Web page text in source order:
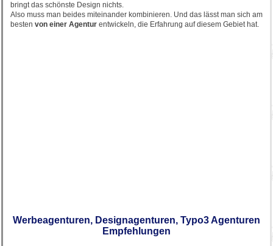
bringt das schönste Design nichts.
Also muss man beides miteinander kombinieren. Und das lässt man sich am
besten von einer Agentur entwickeln, die Erfahrung auf diesem Gebiet hat.
Werbeagenturen, Designagenturen, Typo3 Agenturen
Empfehlungen